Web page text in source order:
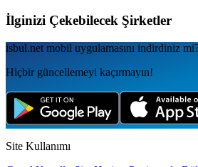
İlginizi Çekebilecek Şirketler
isbul.net mobil uygulamаsını indirdiniz
Hiçbir güncellemeyi kaçırmayın!
Site Kullanımı